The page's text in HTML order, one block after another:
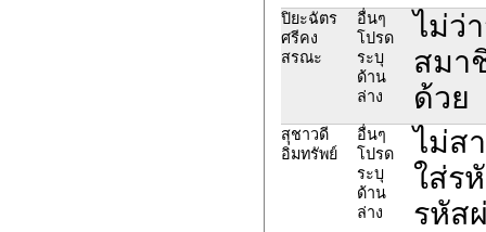
ปิยะฉัตร
ศรีคง
สรณะ
อื่นๆ
โปรด
ระบุ
ด้าน
ล่าง
ไม่ว่
สมา
ด้วย
สุชาวดี
อิ่มทรัพย์
อื่นๆ
โปรด
ระบุ
ด้าน
ล่าง
ไม่ส
ใส่ร
รหัส